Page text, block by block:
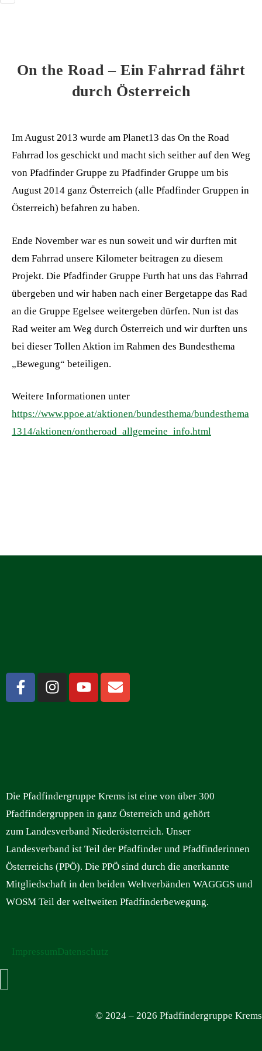
On the Road – Ein Fahrrad fährt
durch Österreich
Im August 2013 wurde am Planet13 das On the Road
Fahrrad los geschickt und macht sich seither auf den Weg
von Pfadfinder Gruppe zu Pfadfinder Gruppe um bis
August 2014 ganz Österreich (alle Pfadfinder Gruppen in
Österreich) befahren zu haben.
Ende November war es nun soweit und wir durften mit
dem Fahrrad unsere Kilometer beitragen zu diesem
Projekt. Die Pfadfinder Gruppe Furth hat uns das Fahrrad
übergeben und wir haben nach einer Bergetappe das Rad
an die Gruppe Egelsee weitergeben dürfen. Nun ist das
Rad weiter am Weg durch Österreich und wir durften uns
bei dieser Tollen Aktion im Rahmen des Bundesthema
„Bewegung“ beteiligen.
Weitere Informationen unter
https://www.ppoe.at/aktionen/bundesthema/bundesthema
1314/aktionen/ontheroad_allgemeine_info.html
Die Pfadfindergruppe Krems ist eine von über 300
Pfadfindergruppen in ganz Österreich und gehört
zum Landesverband Niederösterreich. Unser
Landesverband ist Teil der Pfadfinder und Pfadfinderinnen
Österreichs (PPÖ). Die PPÖ sind durch die anerkannte
Mitgliedschaft in den beiden Weltverbänden WAGGGS und
WOSM Teil der weltweiten Pfadfinderbewegung.
ImpressumDatenschutz
© 2024 – 2026 Pfadfindergruppe Krems